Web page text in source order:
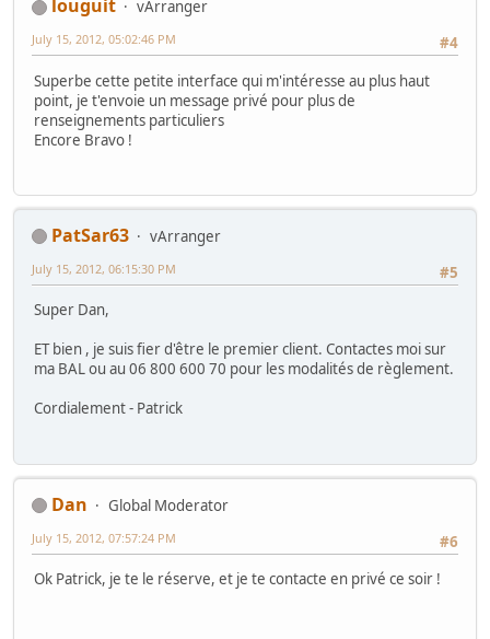
louguit
vArranger
#4
July 15, 2012, 05:02:46 PM
Superbe cette petite interface qui m'intéresse au plus haut
point, je t'envoie un message privé pour plus de
renseignements particuliers
Encore Bravo !
PatSar63
vArranger
#5
July 15, 2012, 06:15:30 PM
Super Dan,
ET bien , je suis fier d'être le premier client. Contactes moi sur
ma BAL ou au 06 800 600 70 pour les modalités de règlement.
Cordialement - Patrick
Dan
Global Moderator
#6
July 15, 2012, 07:57:24 PM
Ok Patrick, je te le réserve, et je te contacte en privé ce soir !